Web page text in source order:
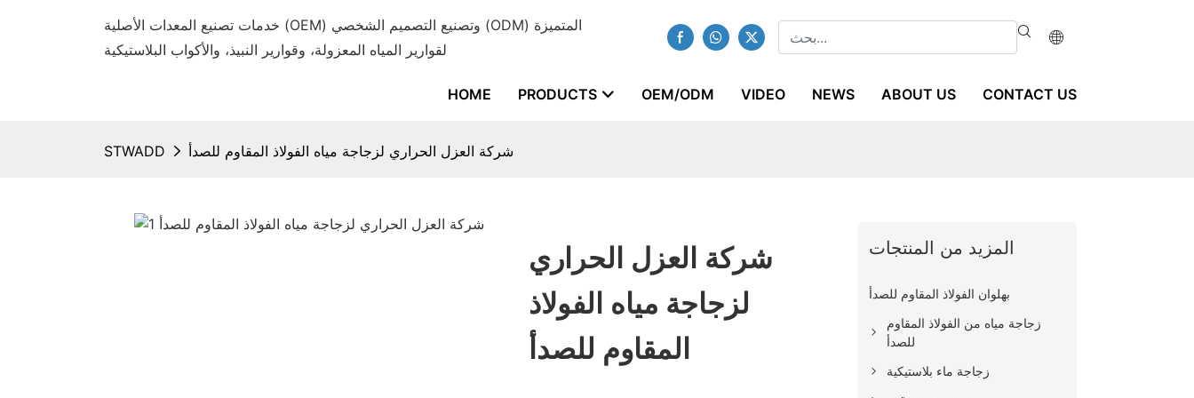
خدمات تصنيع المعدات الأصلية (OEM) وتصنيع التصميم الشخصي (ODM) المتميزة
لقوارير المياه المعزولة، وقوارير النبيذ، والأكواب البلاستيكية
HOME PRODUCTS OEM/ODM VIDEO NEWS ABOUT US CONTACT US
STWADD شركة العزل الحراري لزجاجة مياه الفولاذ المقاوم للصدأ
شركة العزل الحراري
لزجاجة مياه الفولاذ
المقاوم للصدأ
المزيد من المنتجات
بهلوان الفولاذ المقاوم للصدأ
زجاجة مياه من الفولاذ المقاوم
للصدأ
زجاجة ماء بلاستيكية